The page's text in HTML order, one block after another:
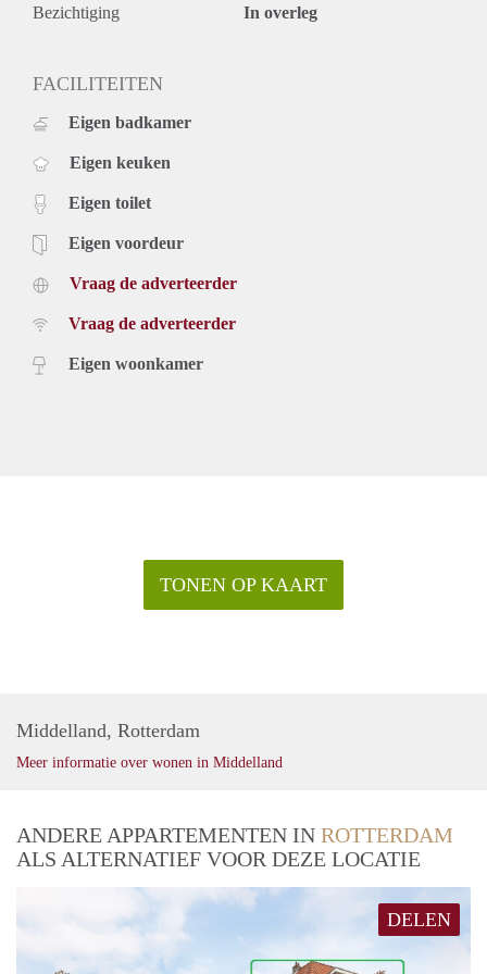
Bovenstaande gegevens hebben een vrijblijvend/informatief
uitnodiging tot het doen van een bezichtiging.
globaal en indicatief. Hieraan kunnen geen rechten worden
Bezichtiging In overleg
FACILITEITEN
Eigen badkamer
Eigen keuken
Eigen toilet
Eigen voordeur
Vraag de adverteerder
Vraag de adverteerder
Eigen woonkamer
TONEN OP KAART
Middelland, Rotterdam
Meer informatie over wonen in Middelland
ANDERE APPARTEMENTEN IN ROTTERDAM
ALS ALTERNATIEF VOOR DEZE LOCATIE
DELEN